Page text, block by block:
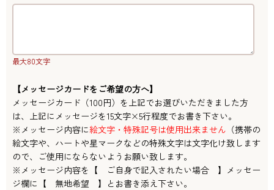
最大80文字
【メッセージカードをご希望の方へ】
メッセージカード（100円）を上記でお選びいただきました方
は、上記にメッセージを15文字×5行程度でお書き下さい。
※メッセージ内容に絵文字・特殊記号は使用出来ません （携帯の
絵文字や、ハートや星マークなどの特殊文字は文字化け致します
ので、ご使用にならないようお願い致します。
※メッセージ内容を【 ご自身で記入されたい場合 】メッセー
ジ欄に【 無地希望 】とお書き添え下さい。